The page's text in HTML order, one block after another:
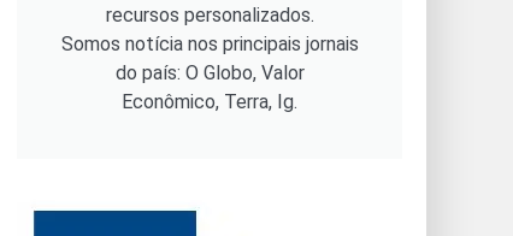
recursos personalizados.
Somos notícia nos principais jornais
do país: O Globo, Valor
Econômico, Terra, Ig.